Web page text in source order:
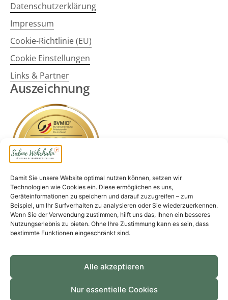
Damit Sie unsere Website optimal nutzen können, setzen wir
Technologien wie Cookies ein. Diese ermöglichen es uns,
Geräteinformationen zu speichern und darauf zuzugreifen – zum
Beispiel, um Ihr Surfverhalten zu analysieren oder Sie wiederzuerkennen.
Wenn Sie der Verwendung zustimmen, hilft uns das, Ihnen ein besseres
Nutzungserlebnis zu bieten. Ohne Ihre Zustimmung kann es sein, dass
bestimmte Funktionen eingeschränkt sind.
Alle akzeptieren
Nur essentielle Cookies
Datenschutzerklärung
Impressum
Cookie-Richtlinie (EU)
Cookie Einstellungen
Links & Partner
Auszeichnung
Seit mehr als 20 Jahren darf ich Unternehmen,
Perspektivwechsel zu mehr Aufschwung verhelfen.